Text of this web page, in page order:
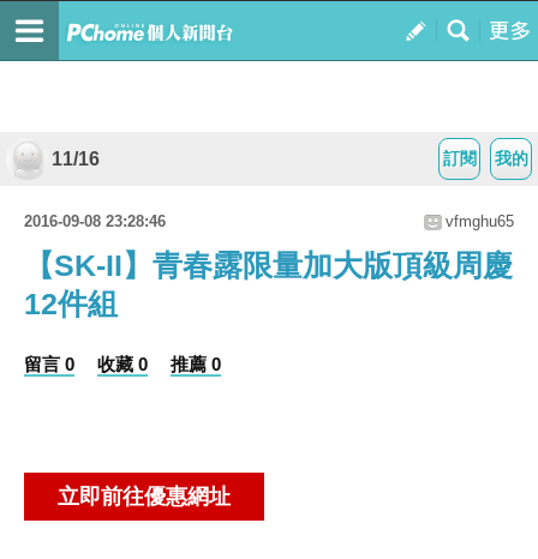
我的
訂閱
11/16
2016-09-08 23:28:46 vfmghu65
【SK-II】青春露限量加大版頂級周慶
12件組
留言 0 收藏 0 推薦 0